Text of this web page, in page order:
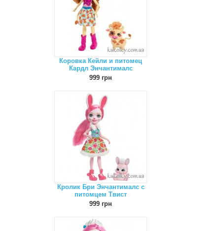
Коровка Кейли и питомец
Кардл Энчантималс
999 грн
Кролик Бри Энчантималс с
питомцем Твист
999 грн